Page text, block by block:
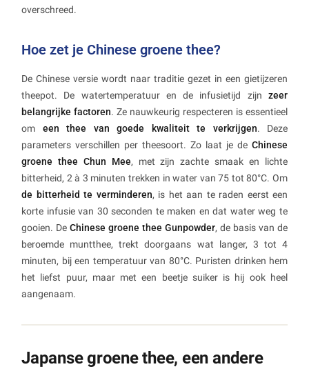
overschreed.
Hoe zet je Chinese groene thee?
De Chinese versie wordt naar traditie gezet in een gietijzeren
theepot. De watertemperatuur en de infusietijd zijn zeer
belangrijke factoren. Ze nauwkeurig respecteren is essentieel
om een thee van goede kwaliteit te verkrijgen. Deze
parameters verschillen per theesoort. Zo laat je de Chinese
groene thee Chun Mee, met zijn zachte smaak en lichte
bitterheid, 2 à 3 minuten trekken in water van 75 tot 80°C. Om
de bitterheid te verminderen, is het aan te raden eerst een
korte infusie van 30 seconden te maken en dat water weg te
gooien. De Chinese groene thee Gunpowder, de basis van de
beroemde muntthee, trekt doorgaans wat langer, 3 tot 4
minuten, bij een temperatuur van 80°C. Puristen drinken hem
het liefst puur, maar met een beetje suiker is hij ook heel
aangenaam.
Japanse groene thee, een andere